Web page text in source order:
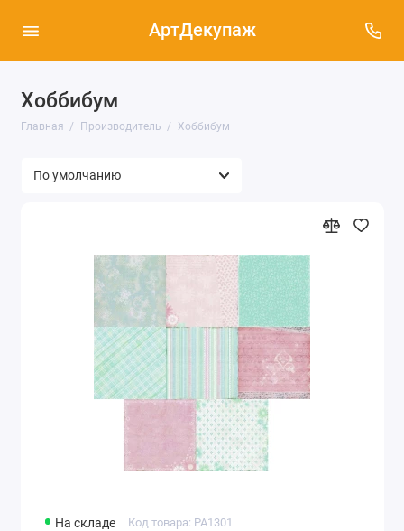
АртДекупаж
Хоббибум
Главная Производитель Хоббибум
На складе Код товара: PA1301